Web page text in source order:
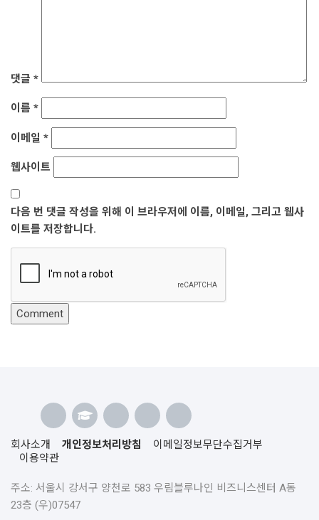
댓글 *
이름 *
이메일 *
웹사이트
다음 번 댓글 작성을 위해 이 브라우저에 이름, 이메일, 그리고 웹사
이트를 저장합니다.
회사소개 개인정보처리방침
이메일정보무단수집거부
이용약관
주소: 서울시 강서구 양천로 583 우림블루나인 비즈니스센터 A동
23층 (우)07547